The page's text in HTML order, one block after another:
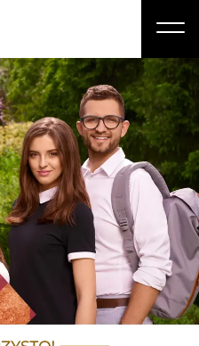
O nas
Studia
Studia podyplomowe i kursy
Kandydat
Student
Biznes
Zapisz się na studia